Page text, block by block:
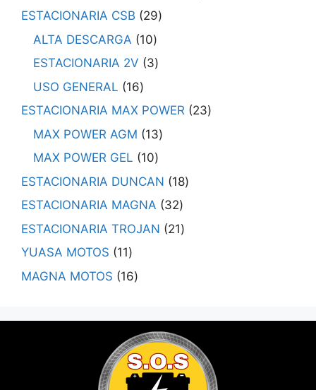
ESTACIONARIA CSB
29
ALTA DESCARGA
10
ESTACIONARIA 2V
3
USO GENERAL
16
ESTACIONARIA MAX POWER 23
MAX POWER AGM
13
MAX POWER GEL
10
ESTACIONARIA DUNCAN
18
ESTACIONARIA MAGNA
32
ESTACIONARIA TROJAN
21
YUASA MOTOS
11
MAGNA MOTOS
16